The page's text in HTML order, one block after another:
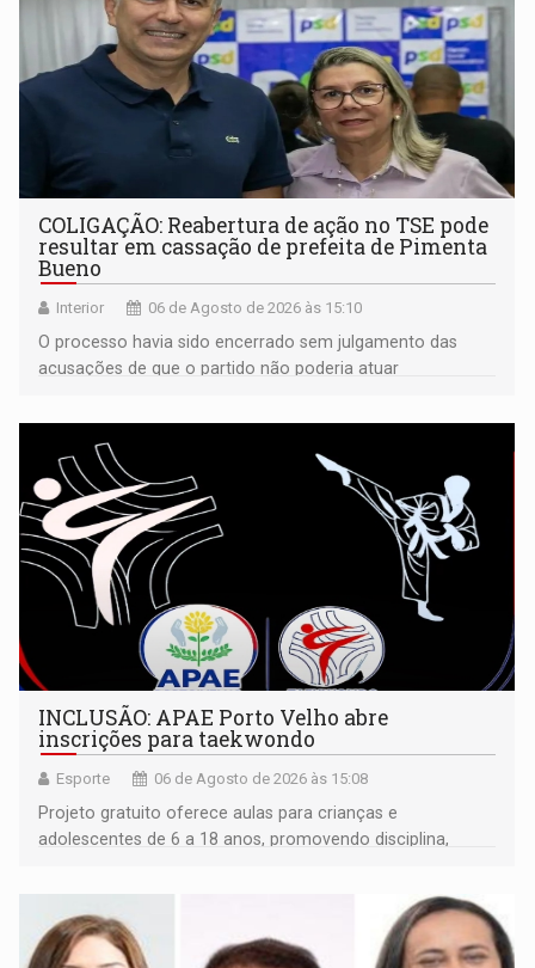
COLIGAÇÃO: Reabertura de ação no TSE pode
resultar em cassação de prefeita de Pimenta
Bueno
Interior 06 de Agosto de 2026 às 15:10
O processo havia sido encerrado sem julgamento das
acusações de que o partido não poderia atuar
INCLUSÃO: APAE Porto Velho abre
inscrições para taekwondo
Esporte 06 de Agosto de 2026 às 15:08
Projeto gratuito oferece aulas para crianças e
adolescentes de 6 a 18 anos, promovendo disciplina,